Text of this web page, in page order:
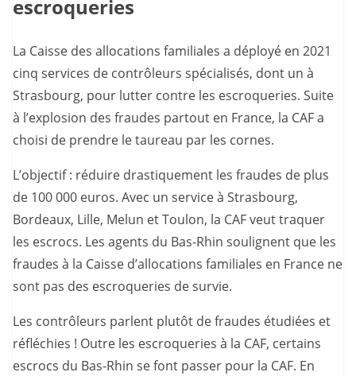
escroqueries
La Caisse des allocations familiales a déployé en 2021
cinq services de contrôleurs spécialisés, dont un à
Strasbourg, pour lutter contre les escroqueries. Suite
à l’explosion des fraudes partout en France, la CAF a
choisi de prendre le taureau par les cornes.
L’objectif : réduire drastiquement les fraudes de plus
de 100 000 euros. Avec un service à Strasbourg,
Bordeaux, Lille, Melun et Toulon, la CAF veut traquer
les escrocs. Les agents du Bas-Rhin soulignent que les
fraudes à la Caisse d’allocations familiales en France ne
sont pas des escroqueries de survie.
Les contrôleurs parlent plutôt de fraudes étudiées et
réfléchies ! Outre les escroqueries à la CAF, certains
escrocs du Bas-Rhin se font passer pour la CAF. En